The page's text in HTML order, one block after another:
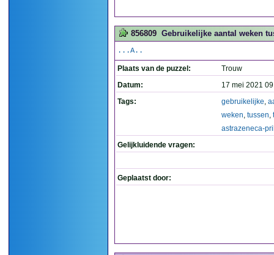
856809 Gebruikelijke aantal weken
...A..
Plaats van de puzzel:
Trouw
Datum:
17 mei 2021
Tags:
gebruikelijke,
weken, tussen,
astrazeneca-
Gelijkluidende vragen:
Geplaatst door: